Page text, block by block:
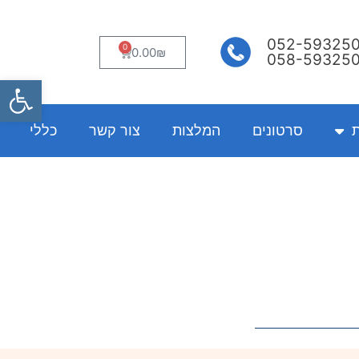
052-
058-
0.00₪
0
עגלת
קניות
סרטונים המלצות צור קשר כללי